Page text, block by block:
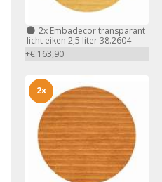
2x Embadecor transparant
licht eiken 2,5 liter 38.2604
+€ 163,90
2x